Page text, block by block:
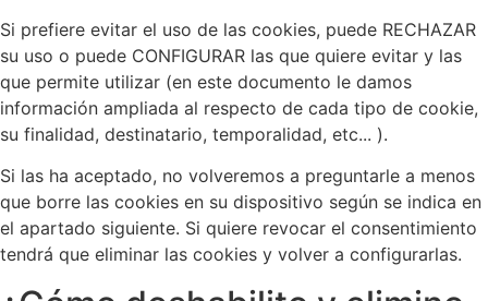
Si prefiere evitar el uso de las cookies, puede RECHAZAR
su uso o puede CONFIGURAR las que quiere evitar y las
que permite utilizar (en este documento le damos
información ampliada al respecto de cada tipo de cookie,
su finalidad, destinatario, temporalidad, etc... ).
Si las ha aceptado, no volveremos a preguntarle a menos
que borre las cookies en su dispositivo según se indica en
el apartado siguiente. Si quiere revocar el consentimiento
tendrá que eliminar las cookies y volver a configurarlas.